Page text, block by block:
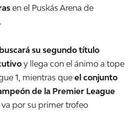
en el Puskás Arena de
su segundo título
y llega con el ánimo a tope
1, mientras que el conjunto
de la Premier League
va por su primer trofeo